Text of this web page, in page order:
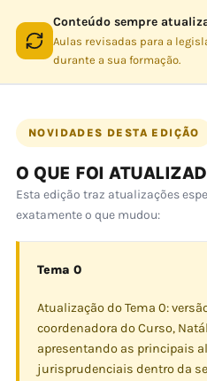
Conteúdo sempre
Aulas revisadas para a
durante a sua formação.
NOVIDADES DESTA EDIÇÃO
O QUE FOI
Esta edição traz atualizações
exatamente o que mudou:
Tema 0
Atualização do Tema 0:
coordenadora do Curso,
apresentando as principais
jurisprudenciais dentro da